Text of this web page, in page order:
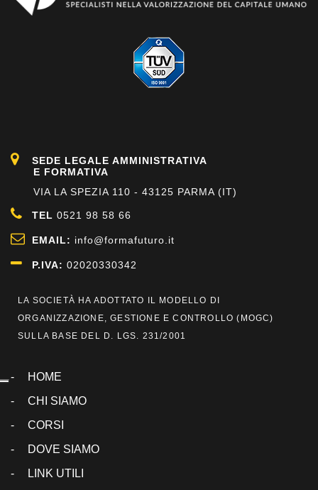
SEDE LEGALE AMMINISTRATIVA
E FORMATIVA
VIA LA SPEZIA 110 - 43125 PARMA (IT)
TEL 0521 98 58 66
EMAIL: info@formafuturo.it
P.IVA: 02020330342
LA SOCIETÀ HA ADOTTATO IL MODELLO DI
ORGANIZZAZIONE, GESTIONE E CONTROLLO ( MOGC)
SULLA BASE DEL D. LGS. 231/2001
HOME
CHI SIAMO
CORSI
DOVE SIAMO
LINK UTILI